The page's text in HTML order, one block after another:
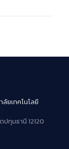
ลัยเทคโนโลยี
ทุมธานี 12120